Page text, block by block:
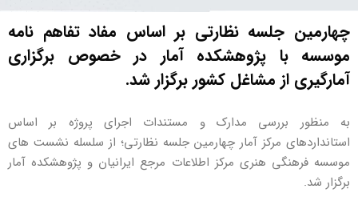
چهارمین جلسه نظارتی بر اساس مفاد تفاهم نامه
موسسه با پژوهشکده آمار در خصوص برگزاری
آمارگیری از مشاغل کشور برگزار شد.
به منظور بررسی مدارک و مستندات اجرای پروژه بر اساس
استانداردهای مرکز آمار چهارمین جلسه نظارتی؛ از سلسله نشست های
موسسه فرهنگی هنری مرکز اطلاعات مرجع ایرانیان و پژوهشکده آمار
برگزار شد.